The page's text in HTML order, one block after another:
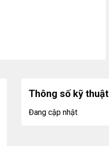
Thông số kỹ thuật
Đang cập nhật